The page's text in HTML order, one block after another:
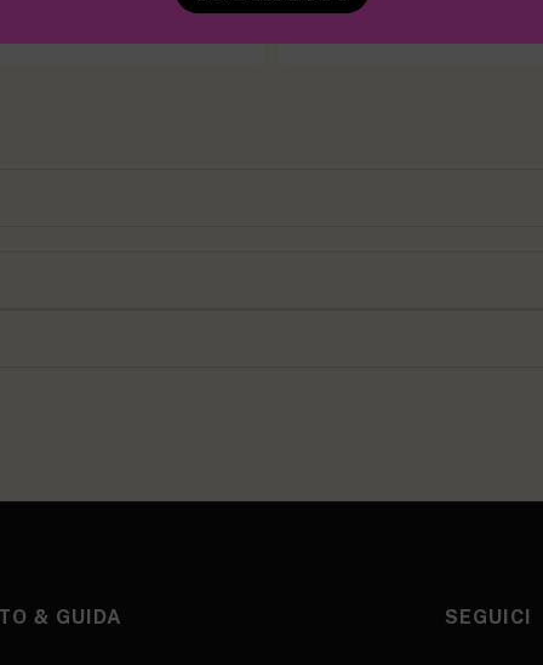
& GUIDA SEGUICI